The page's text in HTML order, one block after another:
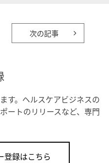
次の記事
す。ヘルスケアビジネスの
ートのリリースなど、専門
登録はこちら